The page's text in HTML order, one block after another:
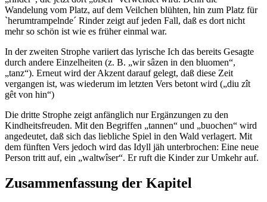
Wandelung vom Platz, auf dem Veilchen blühten, hin zum Platz für
`herumtrampelnde´ Rinder zeigt auf jeden Fall, daß es dort nicht
mehr so schön ist wie es früher einmal war.
In der zweiten Strophe variiert das lyrische Ich das bereits Gesagte
durch andere Einzelheiten (z. B. „wir sâzen in den bluomen“,
„tanz“). Erneut wird der Akzent darauf gelegt, daß diese Zeit
vergangen ist, was wiederum im letzten Vers betont wird („diu zît
gêt von hin“)
Die dritte Strophe zeigt anfänglich nur Ergänzungen zu den
Kindheitsfreuden. Mit den Begriffen „tannen“ und „buochen“ wird
angedeutet, daß sich das liebliche Spiel in den Wald verlagert. Mit
dem fünften Vers jedoch wird das Idyll jäh unterbrochen: Eine neue
Person tritt auf, ein „waltwîser“. Er ruft die Kinder zur Umkehr auf.
Zusammenfassung der Kapitel